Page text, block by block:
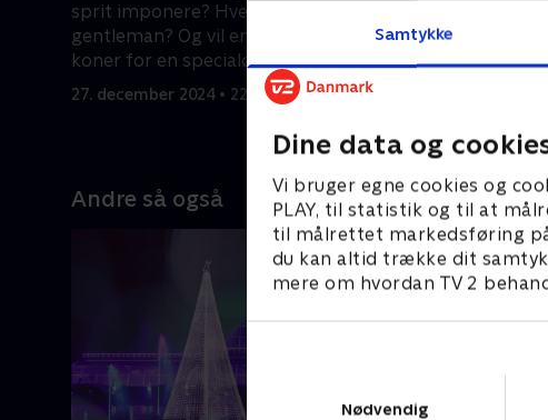
Samtykke
Dine data og
Vi bruger egne cookies og
PLAY, til statistik og til at
til målrettet markedsføring
du kan altid trække dit
mere om hvordan TV 2
Nødvendig
sprit imponere? Hvem er øllets
gentleman? Og vil en fisker betale 45
koner for en specialøl? Jagten er
begyndt!.
27. december 2024 • 22 min
og grillfest i
suiten i
Andre så også